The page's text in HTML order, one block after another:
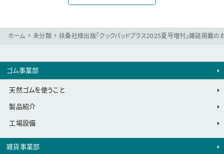
ホーム 未分類 扶桑社様出版「クックパッドプラス2025夏号増刊」雑誌掲載の
ゴム事業部
天然ゴムを使うこと
製品紹介
工場設備
雑貨事業部